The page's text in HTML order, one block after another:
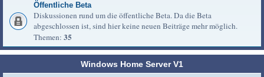
Öffentliche Beta
Diskussionen rund um die öffentliche Beta. Da die Beta
abgeschlossen ist, sind hier keine neuen Beiträge mehr möglich.
Themen: 35
Windows Home Server V1